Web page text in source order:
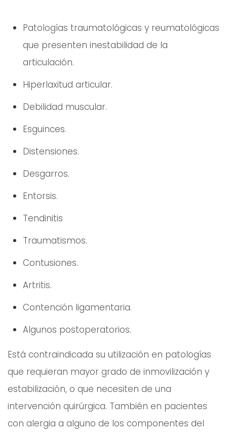
Patologías traumatológicas y reumatológicas
que presenten inestabilidad de la
articulación.
Hiperlaxitud articular.
Debilidad muscular.
Esguinces.
Distensiones.
Desgarros.
Entorsis.
Tendinitis
Traumatismos.
Contusiones.
Artritis.
Contención ligamentaria.
Algunos postoperatorios.
Está contraindicada su utilización en patologías
que requieran mayor grado de inmovilización y
estabilización, o que necesiten de una
intervención quirúrgica. También en pacientes
con alergia a alguno de los componentes del